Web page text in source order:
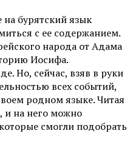
бурятский язык
с ее содержанием.
народа от Адама
Иосифа.
Но, сейчас, взяв в руки
всех событий,
родном языке. Читая
и на него можно
смогли подобрать